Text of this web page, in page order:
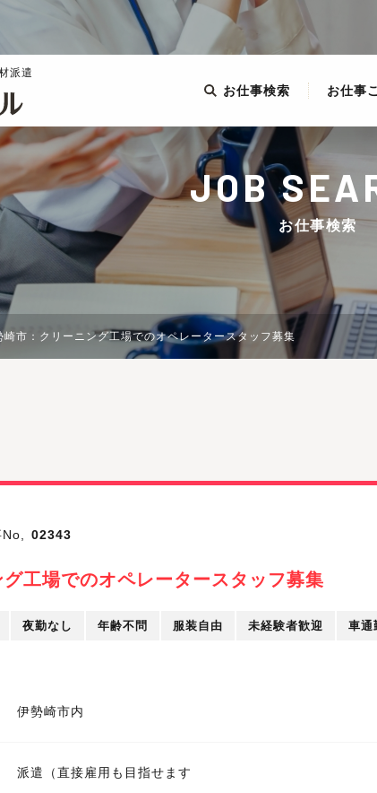
派遣
お仕事検索 お仕事
JOB
お仕事検索
崎市：クリーニング工場でのオペレータースタッフ募集
02343
工場でのオペレータースタッフ募集
夜勤なし 年齢不問 服装自由 未経験者歓迎 車通
伊勢崎市内
派遣（直接雇用も目指せます